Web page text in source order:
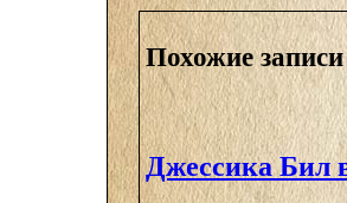
Похожие записи
Джессика Бил